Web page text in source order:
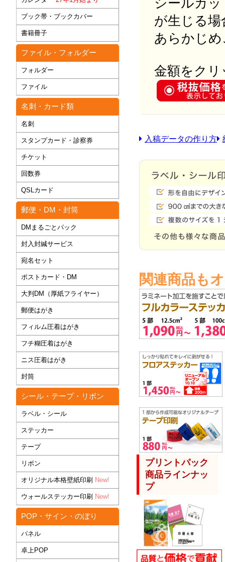
シールカ
が生じる
あらかじ
金額をク
入稿データの作り方
関連商品も
ブック帯・ブックカバー
書籍冊子
ファイル・フォルダー
フォルダー
ファイル
名刺・カード類
名刺
スタンプカード・診察券
チケット
回数券
QSLカード
郵便・DM・封筒
DMまるごとパック
封入封緘サービス
宛名セット
ポストカード・DM
大判DM（厚紙フライヤー）
郵便はがき
フィルム圧着はがき
フチ糊圧着はがき
ニス圧着はがき
封筒
シール・テープ・リボン
ラベル・シール
ステッカー
テープ
リボン
オリジナル本格壁紙印刷 New!
ウォールステッカー印刷 New!
POP・サイン・のぼり
パネル
卓上POP
プリントパック
商品ラインナッ
プ